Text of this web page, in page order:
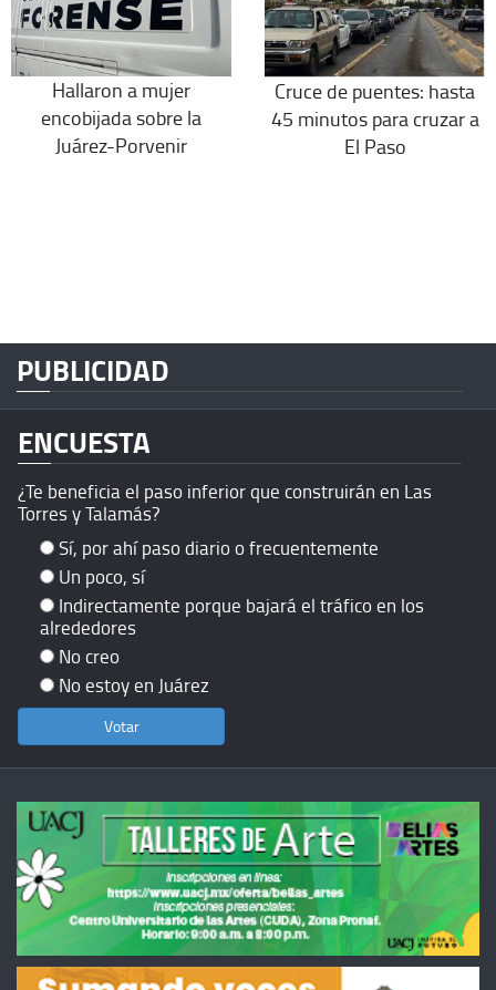
Hallaron a mujer
encobijada sobre la
Juárez-Porvenir
Cruce de puentes: hasta
45 minutos para cruzar a
El Paso
PUBLICIDAD
ENCUESTA
¿Te beneficia el paso inferior que construirán en Las
Torres y Talamás?
Sí, por ahí paso diario o frecuentemente
Un poco, sí
Indirectamente porque bajará el tráfico en los
alrededores
No creo
No estoy en Juárez